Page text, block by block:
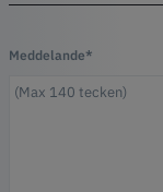
Meddelande*